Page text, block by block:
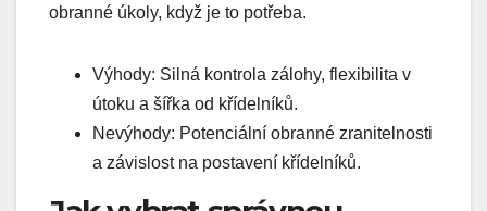
obranné úkoly, když je to potřeba.
Výhody: Silná kontrola zálohy, flexibilita v
útoku a šířka od křídelníků.
Nevýhody: Potenciální obranné zranitelnosti
a závislost na postavení křídelníků.